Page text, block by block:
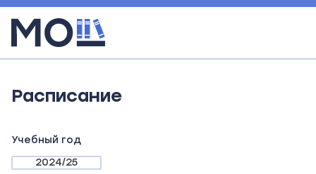
Расписание
Учебный год
2024/25